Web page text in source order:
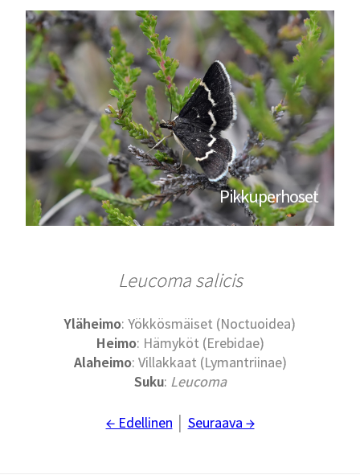
Pikkuperhoset
Leucoma salicis
Yläheimo: Yökkösmäiset (Noctuoidea)
Heimo: Hämyköt (Erebidae)
Alaheimo: Villakkaat (Lymantriinae)
Suku: Leucoma
← Edellinen Seuraava →